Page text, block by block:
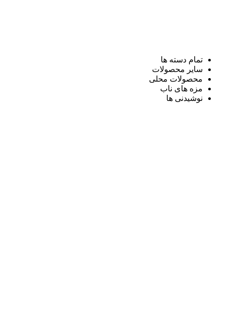
تمام دسته ها
سایر محصولات
محصولات محلی
مزه های ناب
نوشیدنی ها